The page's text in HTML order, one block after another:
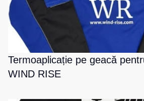
Termoaplicație pe geacă
WIND RISE